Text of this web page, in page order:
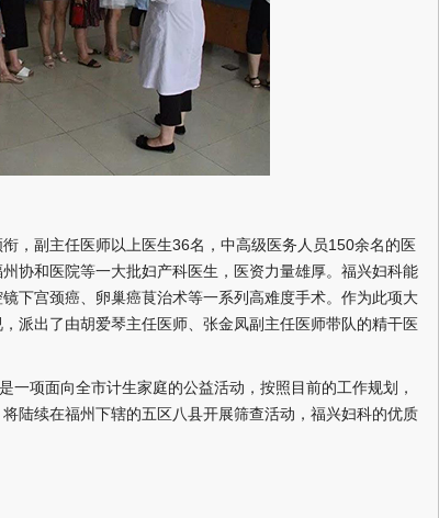
副主任医师以上医生36名，中高级医务人员150余名的医
协和医院等一大批妇产科医生，医资力量雄厚。福兴妇科能
下宫颈癌、卵巢癌茛治术等一系列高难度手术。作为此项大
派出了由胡爱琴主任医师、张金凤副主任医师带队的精干医
项面向全市计生家庭的公益活动，按照目前的工作规划，
陆续在福州下辖的五区八县开展筛查活动，福兴妇科的优质